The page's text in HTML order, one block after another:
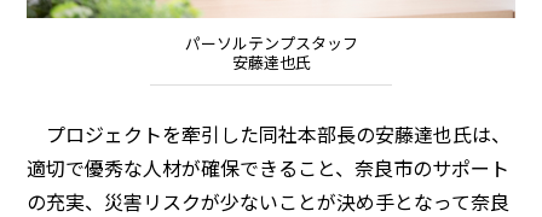
パーソルテンプスタッフ
安藤達也氏
プロジェクトを牽引した同社本部長の安藤達也氏は、
適切で優秀な人材が確保できること、奈良市のサポート
の充実、災害リスクが少ないことが決め手となって奈良